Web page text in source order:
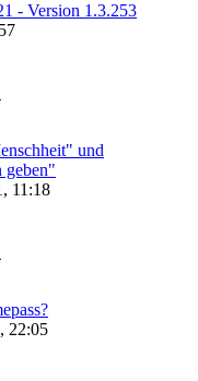
- Version 1.3.253
und
geben"
11:18
22:05